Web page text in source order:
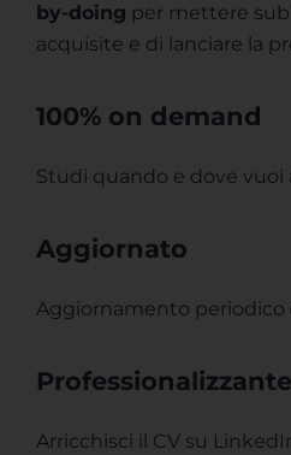
by-doing per mettere
acquisite​ e di lanciare la
100% on demand
Studi quando e dove vuoi
Aggiornato
Aggiornamento
Professionalizzante
Arricchisci il CV su